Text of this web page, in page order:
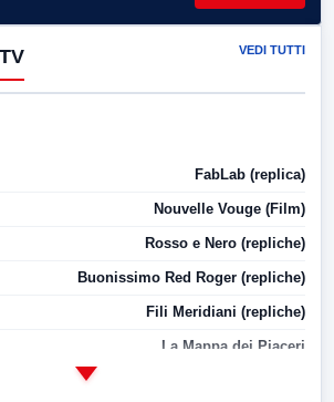
VEDI TUTTI
FabLab (replica)
Nouvelle Vouge (Film)
Rosso e Nero (repliche)
Buonissimo Red Roger (repliche)
Fili Meridiani (repliche)
La Mappa dei Piaceri